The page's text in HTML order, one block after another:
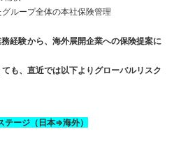
ループ全体の本社保険管理
経験から、海外展開企業への保険提案に
も、直近では以下よりグローバルリスク
テージ（日本⇒海外）